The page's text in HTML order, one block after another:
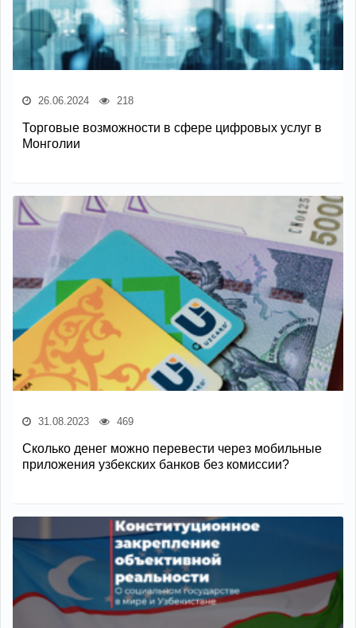
26.06.2024 218
Торговые возможности в сфере цифровых услуг в
Монголии
31.08.2023 469
Сколько денег можно перевести через мобильные
приложения узбекских банков без комиссии?